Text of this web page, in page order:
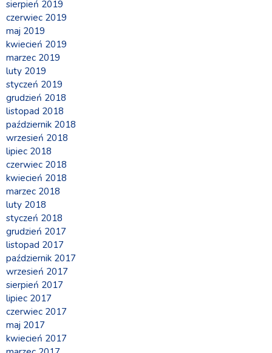
sierpień 2019
czerwiec 2019
maj 2019
kwiecień 2019
marzec 2019
luty 2019
styczeń 2019
grudzień 2018
listopad 2018
październik 2018
wrzesień 2018
lipiec 2018
czerwiec 2018
kwiecień 2018
marzec 2018
luty 2018
styczeń 2018
grudzień 2017
listopad 2017
październik 2017
wrzesień 2017
sierpień 2017
lipiec 2017
czerwiec 2017
maj 2017
kwiecień 2017